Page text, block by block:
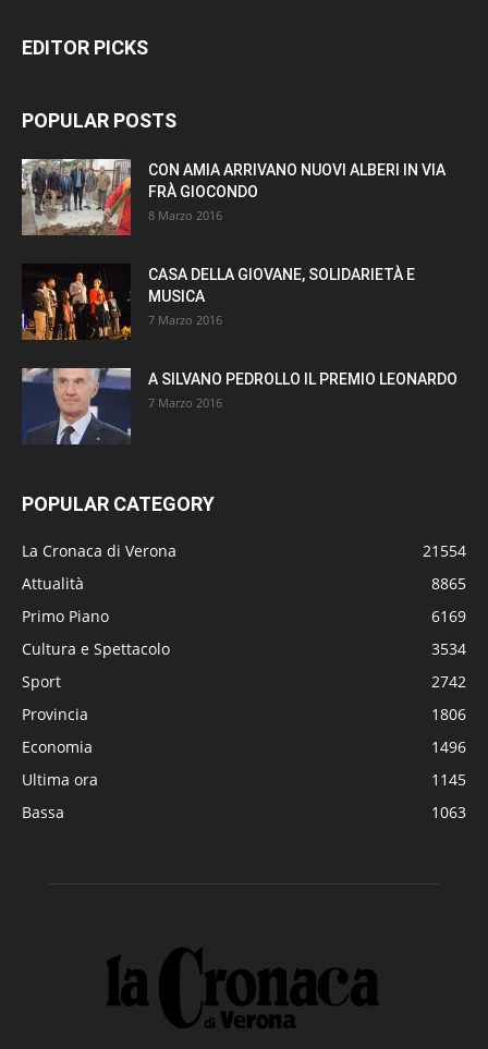
EDITOR PICKS
POPULAR POSTS
CON AMIA ARRIVANO NUOVI ALBERI IN VIA
FRÀ GIOCONDO
8 Marzo 2016
CASA DELLA GIOVANE, SOLIDARIETÀ E
MUSICA
7 Marzo 2016
A SILVANO PEDROLLO IL PREMIO LEONARDO
7 Marzo 2016
POPULAR CATEGORY
La Cronaca di Verona
21554
Attualità
8865
Primo Piano
6169
Cultura e Spettacolo
3534
Sport
2742
Provincia
1806
Economia
1496
Ultima ora
1145
Bassa
1063